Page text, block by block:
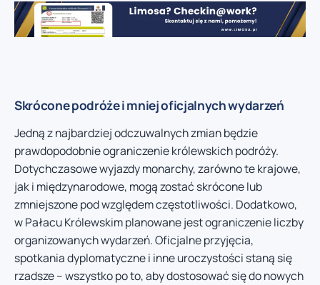
Skrócone podróże i mniej oficjalnych wydarzeń
Jedną z najbardziej odczuwalnych zmian będzie
prawdopodobnie ograniczenie królewskich podróży.
Dotychczasowe wyjazdy monarchy, zarówno te krajowe,
jak i międzynarodowe, mogą zostać skrócone lub
zmniejszone pod względem częstotliwości. Dodatkowo,
w Pałacu Królewskim planowane jest ograniczenie liczby
organizowanych wydarzeń. Oficjalne przyjęcia,
spotkania dyplomatyczne i inne uroczystości staną się
rzadsze – wszystko po to, aby dostosować się do nowych